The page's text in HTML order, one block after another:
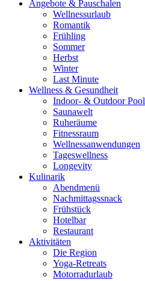
Angebote & Pauschalen
Wellnessurlaub
Romantik
Frühling
Sommer
Herbst
Winter
Last Minute
Wellness & Gesundheit
Indoor- & Outdoor Pool
Saunawelt
Ruheräume
Fitnessraum
Wellness­anwendungen
Tageswellness
Longevity
Kulinarik
Abendmenü
Nachmittagssnack
Frühstück
Hotelbar
Restaurant
Aktivitäten
Die Region
Yoga-Retreats
Motorradurlaub